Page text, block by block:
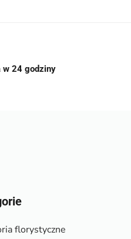
w 24 godziny
florystyczne